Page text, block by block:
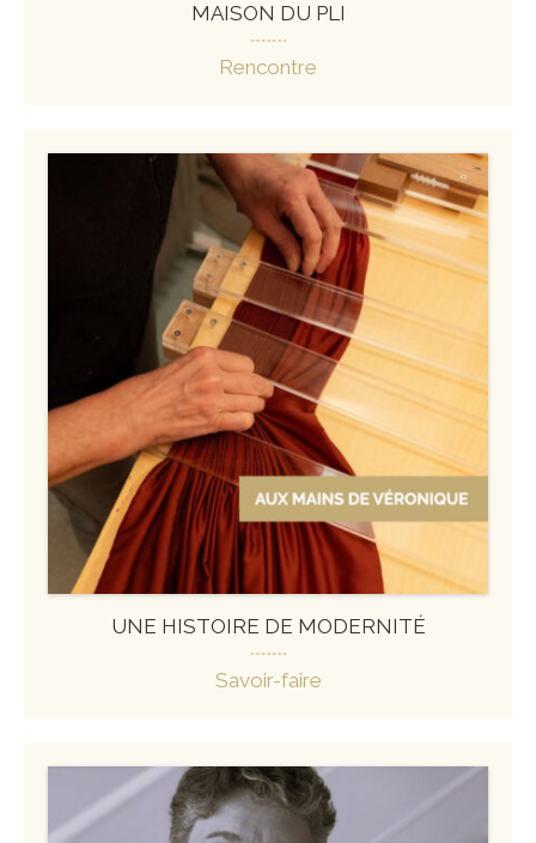
MAISON DU PLI
Rencontre
UNE HISTOIRE DE MODERNITÉ
Savoir-faire